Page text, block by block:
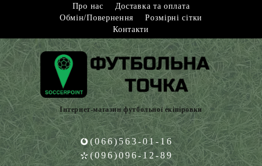
Про нас
Доставка та оплата
Обмін/Повернення
Розмірні сітки
Контакти
Інтернет-магазин футбольної екіпіровки
(066)563-01-16
(096)096-12-89